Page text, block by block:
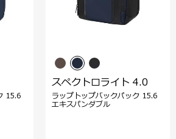
15.6
スペクトロライト 4.0
ラップトップバックパック 15.6
エキスパンダブル